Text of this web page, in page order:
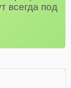
всегда под